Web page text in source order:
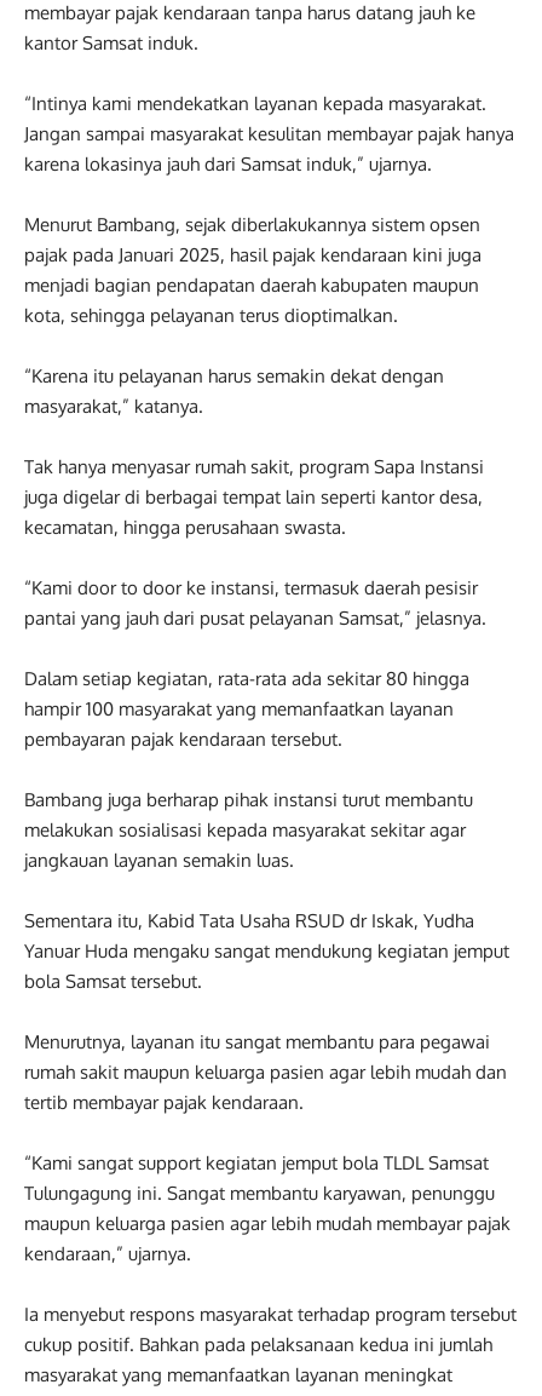
membayar pajak kendaraan tanpa harus datang jauh ke
kantor Samsat induk.
“Intinya kami mendekatkan layanan kepada masyarakat.
Jangan sampai masyarakat kesulitan membayar pajak hanya
karena lokasinya jauh dari Samsat induk,” ujarnya.
Menurut Bambang, sejak diberlakukannya sistem opsen
pajak pada Januari 2025, hasil pajak kendaraan kini juga
menjadi bagian pendapatan daerah kabupaten maupun
kota, sehingga pelayanan terus dioptimalkan.
“Karena itu pelayanan harus semakin dekat dengan
masyarakat,” katanya.
Tak hanya menyasar rumah sakit, program Sapa Instansi
juga digelar di berbagai tempat lain seperti kantor desa,
kecamatan, hingga perusahaan swasta.
“Kami door to door ke instansi, termasuk daerah pesisir
pantai yang jauh dari pusat pelayanan Samsat,” jelasnya.
Dalam setiap kegiatan, rata-rata ada sekitar 80 hingga
hampir 100 masyarakat yang memanfaatkan layanan
pembayaran pajak kendaraan tersebut.
Bambang juga berharap pihak instansi turut membantu
melakukan sosialisasi kepada masyarakat sekitar agar
jangkauan layanan semakin luas.
Sementara itu, Kabid Tata Usaha RSUD dr Iskak, Yudha
Yanuar Huda mengaku sangat mendukung kegiatan jemput
bola Samsat tersebut.
Menurutnya, layanan itu sangat membantu para pegawai
rumah sakit maupun keluarga pasien agar lebih mudah dan
tertib membayar pajak kendaraan.
“Kami sangat support kegiatan jemput bola TLDL Samsat
Tulungagung ini. Sangat membantu karyawan, penunggu
maupun keluarga pasien agar lebih mudah membayar pajak
kendaraan,” ujarnya.
Ia menyebut respons masyarakat terhadap program tersebut
cukup positif. Bahkan pada pelaksanaan kedua ini jumlah
masyarakat yang memanfaatkan layanan meningkat